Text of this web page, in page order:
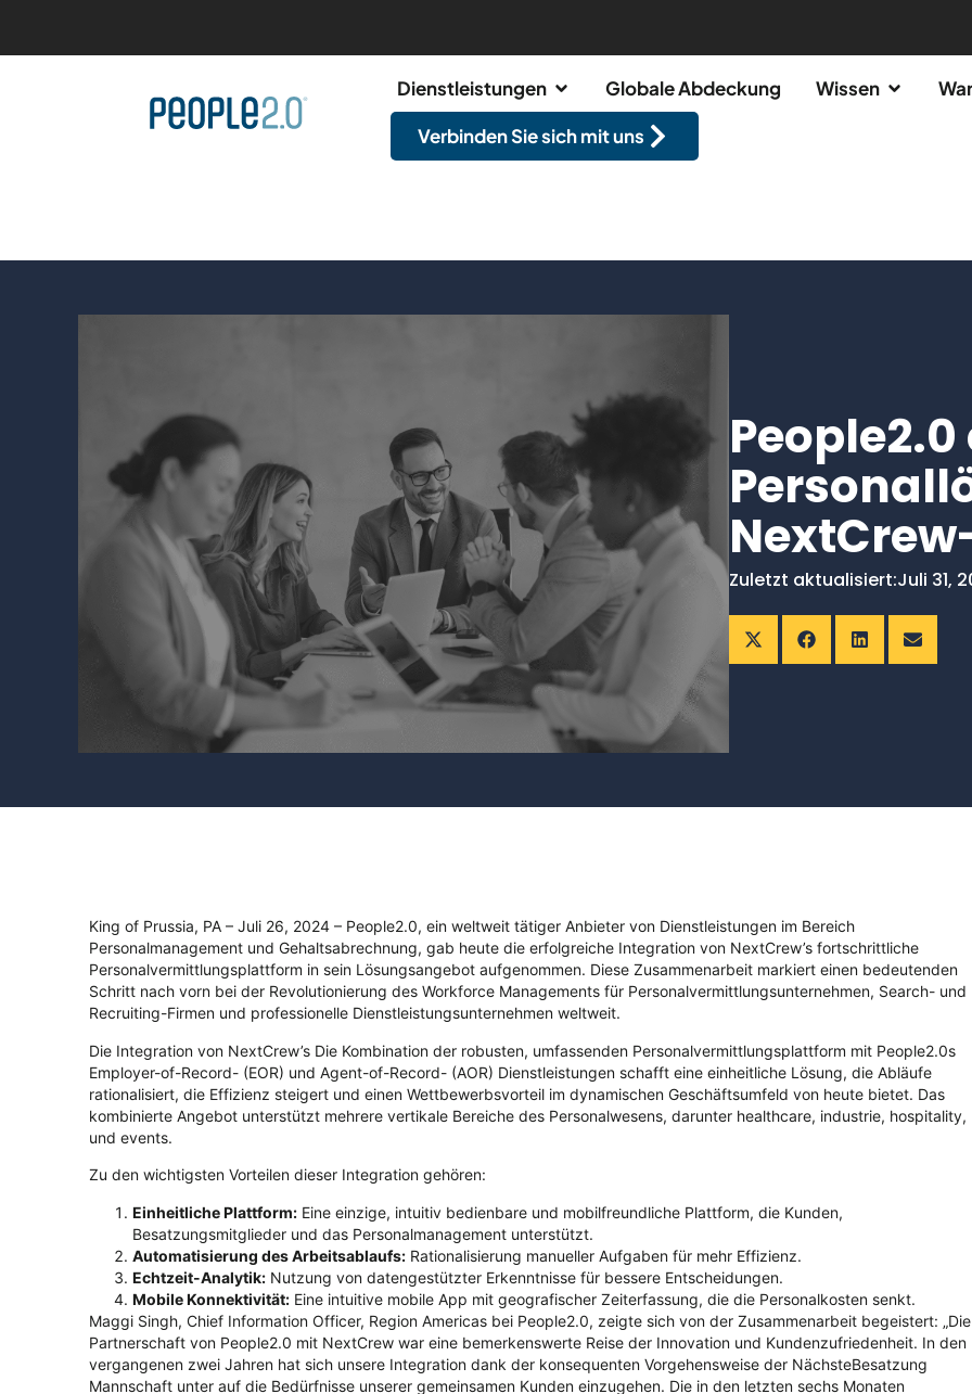
Dienstleistungen Globale Abdeckung Wissen
Verbinden Sie sich mit uns
Zuletzt aktualisiert:Juli 31,
King of Prussia, PA – Juli 26, 2024 – People2.0, ein weltweit tätiger Anbieter von Dienstleistungen im Bereich
Personalmanagement und Gehaltsabrechnung, gab heute die erfolgreiche Integration von NextCrew’s fortschrittliche
Personalvermittlungsplattform in sein Lösungsangebot aufgenommen. Diese Zusammenarbeit markiert einen bedeutenden
Schritt nach vorn bei der Revolutionierung des Workforce Managements für Personalvermittlungsunternehmen, Search- und
Recruiting-Firmen und professionelle Dienstleistungsunternehmen weltweit.
Die Integration von NextCrew’s Die Kombination der robusten, umfassenden Personalvermittlungsplattform mit People2.0s
Employer-of-Record- (EOR) und Agent-of-Record- (AOR) Dienstleistungen schafft eine einheitliche Lösung, die Abläufe
rationalisiert, die Effizienz steigert und einen Wettbewerbsvorteil im dynamischen Geschäftsumfeld von heute bietet. Das
kombinierte Angebot unterstützt mehrere vertikale Bereiche des Personalwesens, darunter healthcare, industrie, hospitality,
und events.
Zu den wichtigsten Vorteilen dieser Integration gehören:
Einheitliche Plattform: Eine einzige, intuitiv bedienbare und mobilfreundliche Plattform, die Kunden,
Besatzungsmitglieder und das Personalmanagement unterstützt.
Automatisierung des Arbeitsablaufs: Rationalisierung manueller Aufgaben für mehr Effizienz.
Echtzeit-Analytik: Nutzung von datengestützter Erkenntnisse für bessere Entscheidungen.
Mobile Konnektivität: Eine intuitive mobile App mit geografischer Zeiterfassung, die die Personalkosten senkt.
Maggi Singh, Chief Information Officer, Region Americas bei People2.0, zeigte sich von der Zusammenarbeit begeistert: „Die
Partnerschaft von People2.0 mit NextCrew war eine bemerkenswerte Reise der Innovation und Kundenzufriedenheit. In den
vergangenen zwei Jahren hat sich unsere Integration dank der konsequenten Vorgehensweise der NächsteBesatzung
Mannschaft unter auf die Bedürfnisse unserer gemeinsamen Kunden einzugehen. Die in den letzten sechs Monaten